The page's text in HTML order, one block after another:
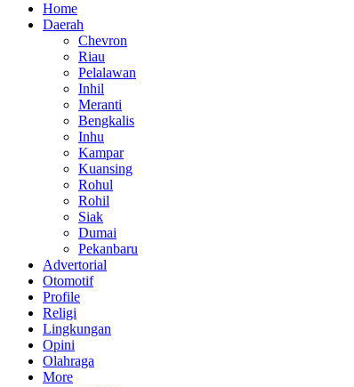
Home
Daerah
Chevron
Riau
Pelalawan
Inhil
Meranti
Bengkalis
Inhu
Kampar
Kuansing
Rohul
Rohil
Siak
Dumai
Pekanbaru
Advertorial
Otomotif
Profile
Religi
Lingkungan
Opini
Olahraga
More